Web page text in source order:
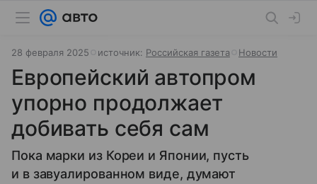
28 февраля 2025 источник: Российская газета Новости
Европейский автопром
упорно продолжает
добивать себя сам
Пока марки из Кореи и Японии, пусть
и в завуалированном виде, думают